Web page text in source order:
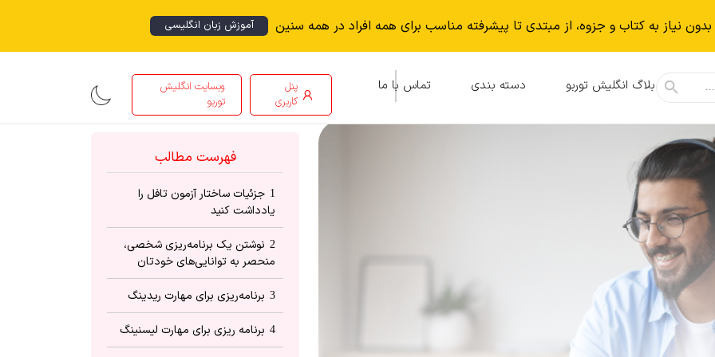
نياز به كتاب و جزوه، از مبتدی تا پیشرفته مناسب برای همه افراد در همه سنین آموزش زبان انگلیسی
بلاگ انگلیش توربو دسته بندی تماس با ما
پنل
کاربری
وبسایت انگلیش
توربو
فهرست مطالب
1 جزئیات ساختار آزمون تافل را
یادداشت کنید
2 نوشتن یک برنامه‌ریزی شخصی،
منحصر به توانایی‌های خودتان
3 برنامه‌ریزی برای مهارت ریدینگ
4 برنامه ریزی برای مهارت لیسنینگ